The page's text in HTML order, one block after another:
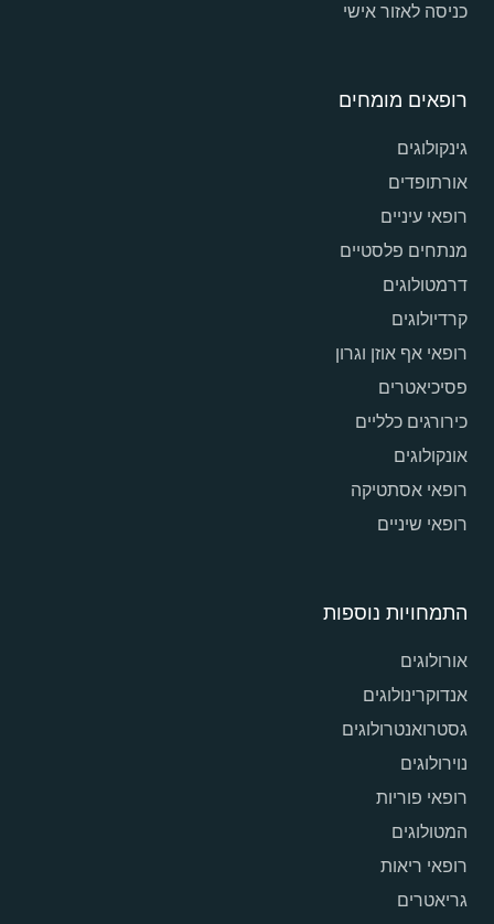
כניסה לאזור אישי
רופאים מומחים
גינקולוגים
אורתופדים
רופאי עיניים
מנתחים פלסטיים
דרמטולוגים
קרדיולוגים
רופאי אף אוזן וגרון
פסיכיאטרים
כירורגים כלליים
אונקולוגים
רופאי אסתטיקה
רופאי שיניים
התמחויות נוספות
אורולוגים
אנדוקרינולוגים
גסטרואנטרולוגים
נוירולוגים
רופאי פוריות
המטולוגים
רופאי ריאות
גריאטרים